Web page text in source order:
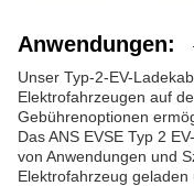
Anwendungen:
Unser Typ-2-EV-
Elektrofahrzeugen auf
Gebührenoptionen
Das ANS EVSE Typ 2
von Anwendungen und
Elektrofahrzeug geladen